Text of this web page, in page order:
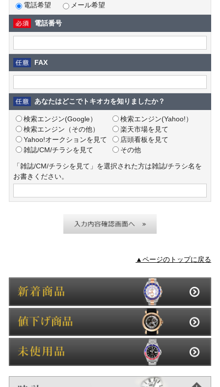
電話希望 メール希望
電話番号
FAX
あなたはどこでトキオカを知りましたか？
検索エンジン(Google）
検索エンジン(Yahoo!）
検索エンジン（その他）
楽天市場を見て
Yahoo!オークションを見て
店頭看板を見て
雑誌/CM/チラシを見て
その他
「雑誌/CM/チラシを見て」を選択された方は雑誌/チラシ名を
お書きください。
▲ページのトップに戻る